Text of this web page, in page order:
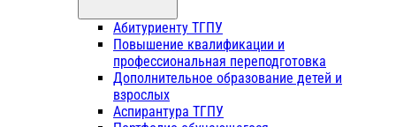
Абитуриенту ТГПУ
Повышение квалификации и
профессиональная переподготовка
Дополнительное образование детей и
взрослых
Аспирантура ТГПУ